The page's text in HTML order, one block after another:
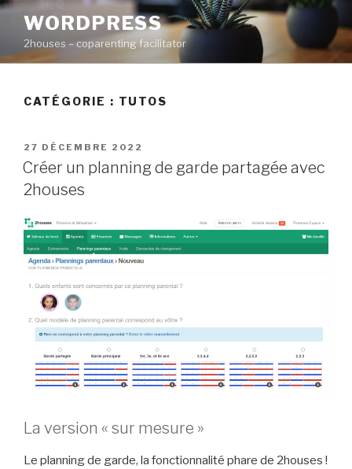
Aller
contenu
principal
WORDPRESS
2houses – coparenting facilitator
CATÉGORIE : TUTOS
PUBLIÉ
LE
27 DÉCEMBRE 2022
Créer un planning de garde partagée avec
2houses
La version « sur mesure »
Le planning de garde, la fonctionnalité phare de 2houses !